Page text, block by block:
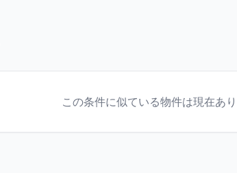
この条件に似ている物件は現在あり